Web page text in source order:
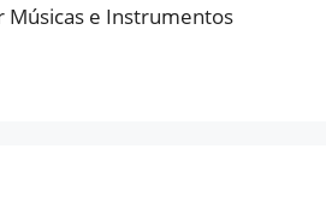
Músicas e Instrumentos